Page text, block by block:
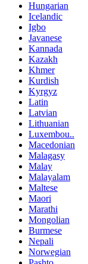
Hungarian
Icelandic
Igbo
Javanese
Kannada
Kazakh
Khmer
Kurdish
Kyrgyz
Latin
Latvian
Lithuanian
Luxembou..
Macedonian
Malagasy
Malay
Malayalam
Maltese
Maori
Marathi
Mongolian
Burmese
Nepali
Norwegian